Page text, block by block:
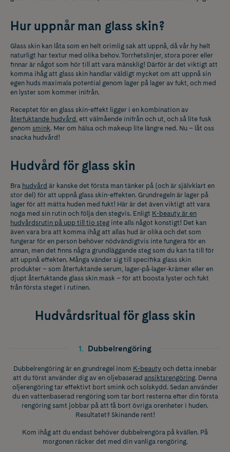
Hur uppnår man glass skin?
Glass skin kan låta som en helt orimlig sak att uppnå, då vår hy helt
naturligt har textur med olika behov. Torrhetslinjer, stora porer eller
finnar är något som hör till att vara mänsklig! Därför är det viktigt att
komma ihåg att glass skin handlar väldigt mycket om att uppnå sin
egen huds maximala potential genom lager på lager av fukt, och med
en lyster som kommer inifrån.
Receptet för en glass skin-effekt ligger i en kombination av
återfuktande hudvård , ett välmående inifrån och ut, och så lite fusk
genom smink. Mer om hälsa och makeup lite längre ned. Nu – låt oss
snacka hudvård!
Hudvård för glass skin
Bra hudvård är kanske det första man tänker på (och är självklart en
stor del) för att uppnå glass skin-effekten. Grundregeln är lager på
lager för att mätta huden med fukt! Här är det även viktigt att vara
noga med sin rutin och följa den stegvis. Enligt K-beauty är en
hudvårdsrutin på upp till tio steg inte alls något konstigt! Det kan
även vara bra att komma ihåg att allas hud är olika och det som
fungerar för en person behöver nödvändigtvis inte fungera för en
annan, men det finns några grundläggande steg som du kan ta till för
att uppnå effekten. Många vänder sig till specifika glass skin
produkter – som återfuktande serum, lager‑på‑lager‑krämer eller en
djupt återfuktande glass skin mask – för att boosta lyster och fukt
från första steget i rutinen.
Hudvårdsritual för glass skin
1. Dubbelrengöring
Dubbelrengöring är en grundregel inom K-beauty och detta innebär
att du först använder dig av en oljebaserad ansiktsrengöring. Denna
oljerengöring tar effektivt bort smink och solskydd. Sedan använder
du en vattenbaserad rengöring som tar bort resterna efter din första
rengöring samt jobbar på att få bort övriga orenheter i huden.
Resultatet? Skinande rent!
Kom ihåg att du endast behöver dubbelrengöra på kvällen. På
morgonen räcker det med din vanliga rengöring.